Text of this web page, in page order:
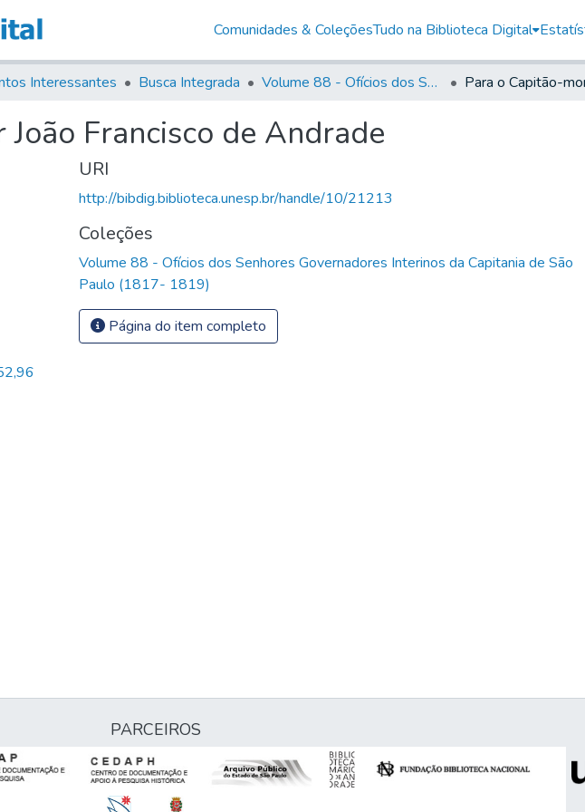
Comunidades & ColeçõesTudo na Biblioteca Digital
Interessantes Busca Integrada Volume 88 - Ofícios dos Senhores Governadores Interinos da Capitania de São Paulo (1817- 1819)
Francisco de Andrade
URI
http://bibdig.biblioteca.unesp.br/handle/10/21213
Coleções
Volume 88 - Ofícios dos Senhores Governadores Interinos da Capitania de São
Paulo (1817- 1819)
Página do item completo
PARCEIROS